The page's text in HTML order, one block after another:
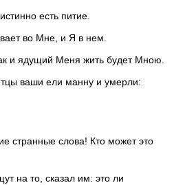
есть питие.
во Мне, и Я в нем.
и ядущий Меня жить будет Мною.
ваши ели манну и умерли:
странные слова! Кто может это
на то, сказал им: это ли